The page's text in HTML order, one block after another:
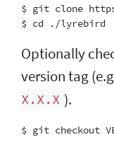
$ git clone
Optionally
version tag
X.X.X ).